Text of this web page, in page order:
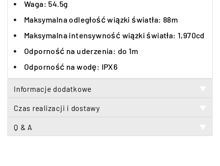
Waga: 54.5g
Maksymalna odległość wiązki światła: 88m
Maksymalna intensywność wiązki światła:1,970cd
Odporność na uderzenia: do 1m
Odporność na wodę: IPX6
Informacje dodatkowe
Czas realizacji i dostawy
Q & A